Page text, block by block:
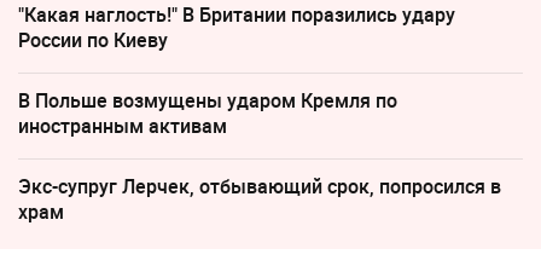
"Какая наглость!" В Британии поразились удару
России по Киеву
В Польше возмущены ударом Кремля по
иностранным активам
Экс-супруг Лерчек, отбывающий срок, попросился в
храм